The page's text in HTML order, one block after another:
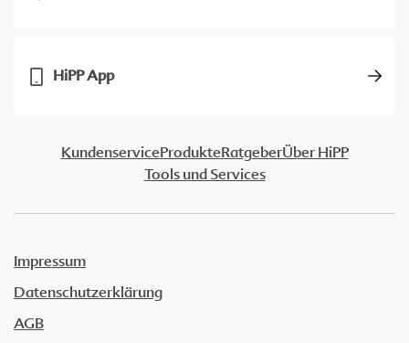
HiPP App
KundenserviceProdukteRatgeberÜber HiPP
Tools und Services
Impressum
Datenschutzerklärung
AGB